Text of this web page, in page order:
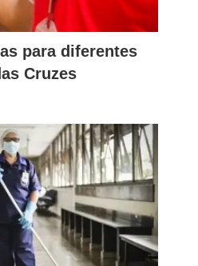
para diferentes
Cruzes